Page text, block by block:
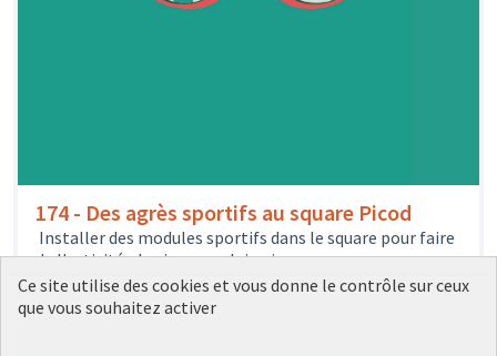
174 - Des agrès sportifs au square Picod
Installer des modules sportifs dans le square pour faire
de l'activité physique en plein air.
35 votes Sports et loisirs 8e arrondissement
15 000 €
Ce site utilise des cookies et vous donne le contrôle sur ceux
que vous souhaitez activer